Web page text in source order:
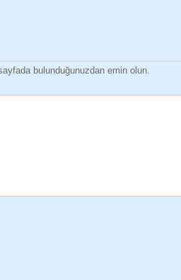
bulunduğunuzdan emin olun.